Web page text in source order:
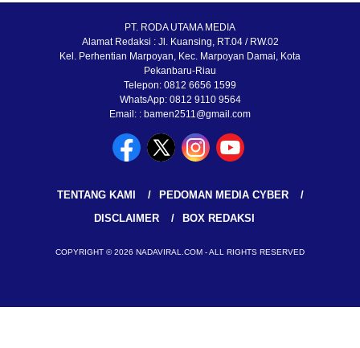
PT. RODA UTAMA MEDIA
Alamat Redaksi : Jl. Kuansing, RT.04 / RW.02
Kel. Perhentian Marpoyan, Kec. Marpoyan Damai, Kota
Pekanbaru-Riau
Telepon: 0812 6656 1599
WhatsApp: 0812 9110 9564
Email: : bamen2511@gmail.com
TENTANG KAMI
PEDOMAN MEDIA CYBER
DISCLAIMER
BOX REDAKSI
COPYRIGHT © 2026 NADAVIRAL.COM - ALL RIGHTS RESERVED